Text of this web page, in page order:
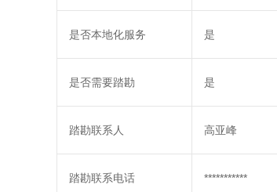
是否本地化服务 是
是否需要踏勘 是
踏勘联系人 高亚峰
踏勘联系电话 ***********